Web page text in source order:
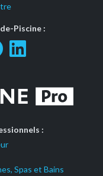
Piscine :
:
Spas et Bains